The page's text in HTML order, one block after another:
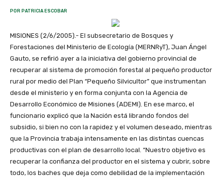
POR PATRICIA ESCOBAR
MISIONES (2/6/2005).- El subsecretario de Bosques y
Forestaciones del Ministerio de Ecología (MERNRyT), Juan Ángel
Gauto, se refirió ayer a la iniciativa del gobierno provincial de
recuperar al sistema de promoción forestal al pequeño productor
rural por medio del Plan “Pequeño Silvicultor” que instrumentan
desde el ministerio y en forma conjunta con la Agencia de
Desarrollo Económico de Misiones (ADEMI). En ese marco, el
funcionario explicó que la Nación está librando fondos del
subsidio, si bien no con la rapidez y el volumen deseado, mientras
que la Provincia trabaja intensamente en las distintas cuencas
productivas con el plan de desarrollo local. “Nuestro objetivo es
recuperar la confianza del productor en el sistema y cubrir, sobre
todo, los baches que deja como debilidad de la implementación